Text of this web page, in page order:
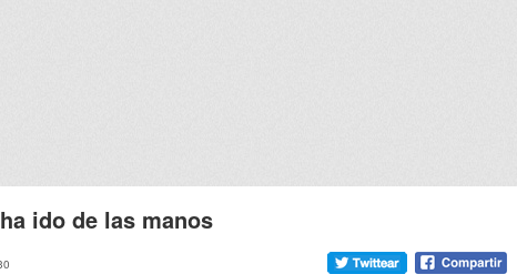
ido de las manos